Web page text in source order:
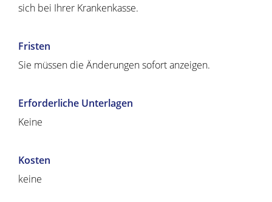
sich bei Ihrer Krankenkasse.
Fristen
Sie müssen die Änderungen sofort anzeigen.
Erforderliche Unterlagen
Keine
Kosten
keine